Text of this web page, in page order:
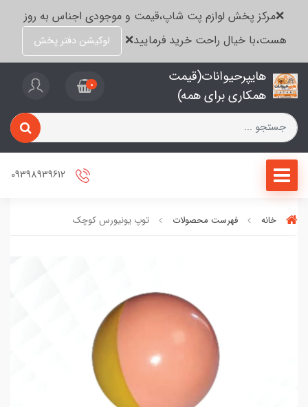
❌مرکز پخش لوازم پت شاپ،قیمت و موجودی اجناس به روز
هست،با خیال راحت خرید فرمایید❌
لوکیشن دفتر پخش
هایپرحیوانات(قیمت
همکاری برای همه)
0
خانه فهرست محصولات توپ یونیورس کوچک